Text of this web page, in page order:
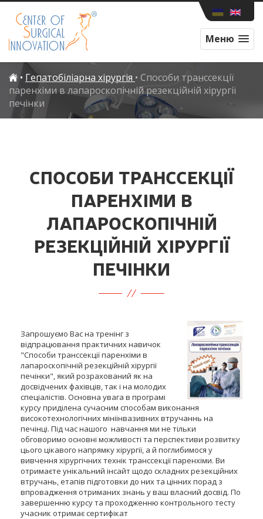
Меню
• Гепатобіліарна хірургія • Способи транссекції
паренхіми в лапароскопічній резекційній хірургії
печінки
СПОСОБИ ТРАНССЕКЦІЇ
ПАРЕНХІМИ В
ЛАПАРОСКОПІЧНІЙ
РЕЗЕКЦІЙНІЙ ХІРУРГІЇ
ПЕЧІНКИ
Запрошуємо Вас на тренінг з
відпрацювання практичних навичок
"Способи транссекції паренхіми в
лапароскопічній резекційній хірургії
печінки", який розрахований як на
досвідчених фахівців, так і на молодих
спеціалістів. Основна увага в програмі
курсу приділена сучасним способам виконання
високотехнологічних мініінвазивних втручаннь на
печінці. Під час нашого навчання ми не тільки
обговоримо основні можливості та перспективи розвитку
цього цікавого напрямку хірургії, а й поглибимося у
вивчення хірургічних технік транссекції паренхіми. Ви
отримаєте унікальний інсайт щодо складних резекційних
втручань, етапів підготовки до них та цінних порад з
впровадження отриманих знань у ваш власний досвід. По
завершенню курсу та проходженню контрольного тесту
учасник отримає сертифікат